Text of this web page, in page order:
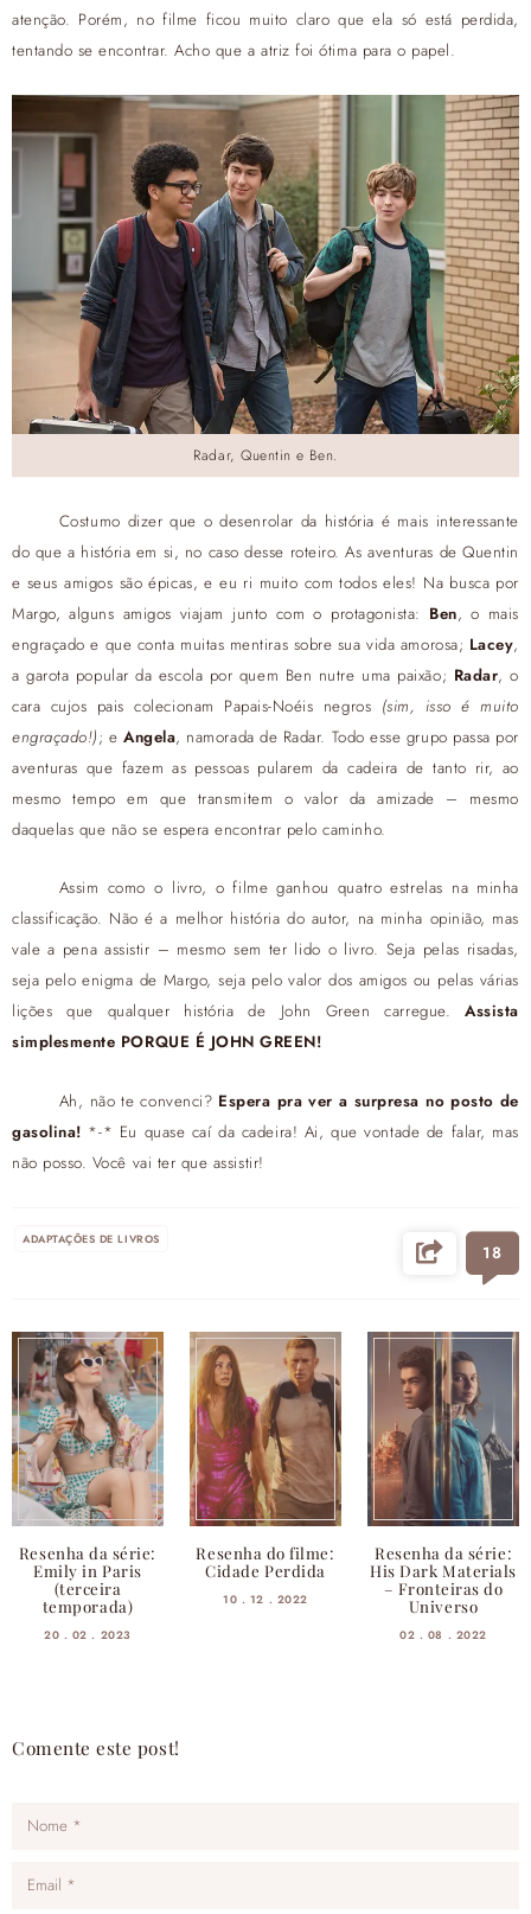
atenção. Porém, no filme ficou muito claro que ela só está perdida,
tentando se encontrar. Acho que a atriz foi ótima para o papel.
Radar, Quentin e Ben.
Costumo dizer que o desenrolar da história é mais interessante
do que a história em si, no caso desse roteiro. As aventuras de Quentin
e seus amigos são épicas, e eu ri muito com todos eles! Na busca por
Margo, alguns amigos viajam junto com o protagonista: Ben, o mais
engraçado e que conta muitas mentiras sobre sua vida amorosa; Lacey,
a garota popular da escola por quem Ben nutre uma paixão; Radar, o
cara cujos pais colecionam Papais-Noéis negros (sim, isso é muito
engraçado!); eAngela, namorada de Radar. Todo esse grupo passa por
aventuras que fazem as pessoas pularem da cadeira de tanto rir, ao
mesmo tempo em que transmitem o valor da amizade – mesmo
daquelas que não se espera encontrar pelo caminho.
Assim como o livro, o filme ganhou quatro estrelas na minha
classificação. Não é a melhor história do autor, na minha opinião, mas
vale a pena assistir – mesmo sem ter lido o livro. Seja pelas risadas,
seja pelo enigma de Margo, seja pelo valor dos amigos ou pelas várias
lições que qualquer história de John Green carregue.Assista
simplesmente PORQUE É JOHN GREEN!
Ah, não te convenci? Espera pra ver a surpresa no posto de
gasolina! *-* Eu quase caí da cadeira! Ai, que vontade de falar, mas
não posso. Você vai ter que assistir!
ADAPTAÇÕES DE LIVROS
18
Resenha da série:
Emily in Paris
(terceira
temporada)
20 . 02 . 2023
Resenha do filme:
Cidade Perdida
10 . 12 . 2022
Resenha da série:
His Dark Materials
– Fronteiras do
Universo
02 . 08 . 2022
Comente este post!